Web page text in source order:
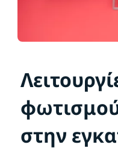
στην